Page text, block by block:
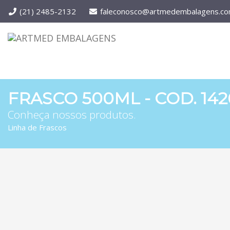
(21) 2485-2132
FRASCO 500ML - COD.
Conheça nossos produtos.
Linha de Frascos